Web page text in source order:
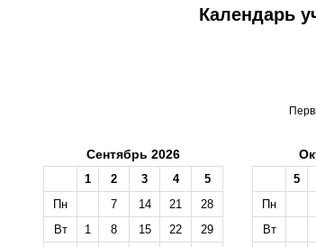
Календарь
Сентябрь 2026
1 2 3 4
5
Пн
7 14 21
28
Вт
1 8 15 22
29
5
Пн
Вт